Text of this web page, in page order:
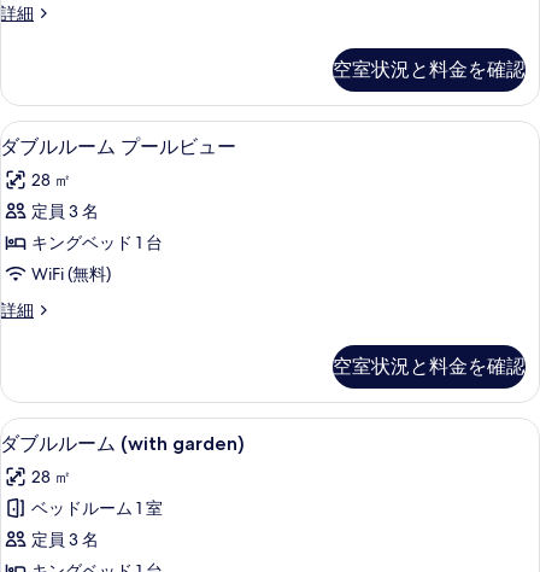
ダ
ル
ル
ー
ム
の
す
べ
て
真
を
表
示
す
る
詳細
ス
ー
ド
ダ
ブ
ル
ル
ム
の
細
空室状況と料金を確認
ダ
ブ
ル
ル
ー
プ
ル
ビ
ュ
ー
の
す
ダブルルーム プールビュー | 高級寝
6
ダブルルーム プールビュー
28 ㎡
定員 3 名
キングベッド 1 台
WiFi (無料)
詳細
ダ
ー
ム
プ
ー
ル
ビ
ュ
ー
空室状況と料金を確認
ダ
ブ
ル
ル
ー
ダブルルーム (with garden) | 高級寝
6
ダブルルーム (with garden)
28 ㎡
ベッドルーム 1 室
定員 3 名